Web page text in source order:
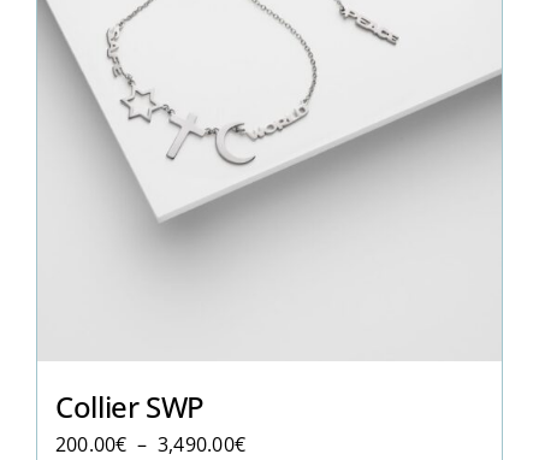
Collier SWP
200.00€ – 3,490.00€Plage